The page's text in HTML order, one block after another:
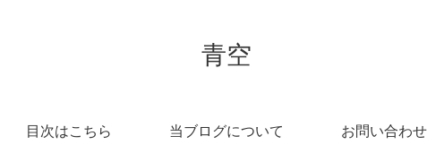
青空
目次はこちら 当ブログについて お問い合わせ